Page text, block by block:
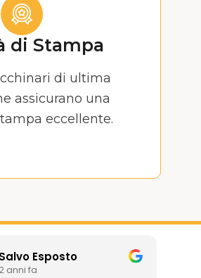
di Stampa
di ultima
assicurano una
eccellente.
Salvo Esposto
2 anni fa